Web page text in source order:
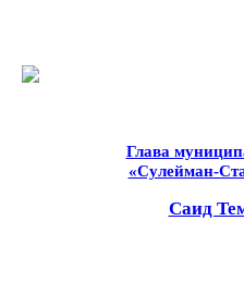
Глава
«Сулейман-
Саид